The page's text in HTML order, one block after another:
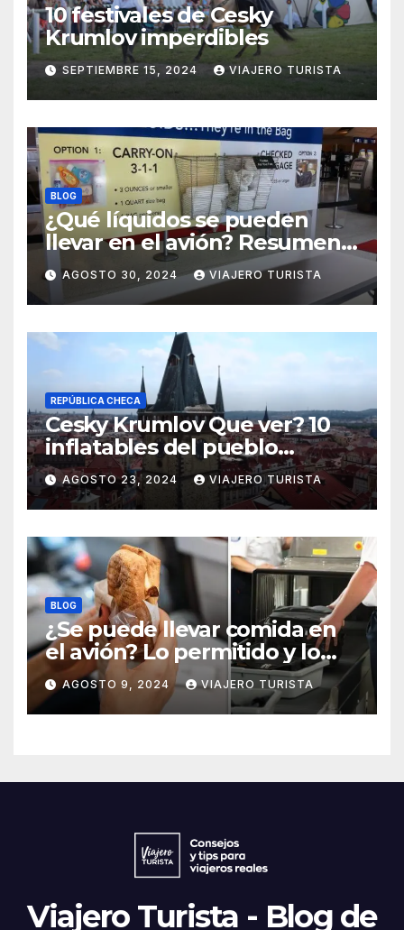
10 festivales de Cesky
Krumlov imperdibles
SEPTIEMBRE 15, 2024 VIAJERO TURISTA
BLOG
¿Qué líquidos se pueden
llevar en el avión? Resumen
práctico y rápido
AGOSTO 30, 2024 VIAJERO TURISTA
REPÚBLICA CHECA
Cesky Krumlov Que ver? 10
inflatables del pueblo
medieval
AGOSTO 23, 2024 VIAJERO TURISTA
BLOG
¿Se puede llevar comida en
el avión? Lo permitido y lo
prohido
AGOSTO 9, 2024 VIAJERO TURISTA
Viajero Turista - Blog de